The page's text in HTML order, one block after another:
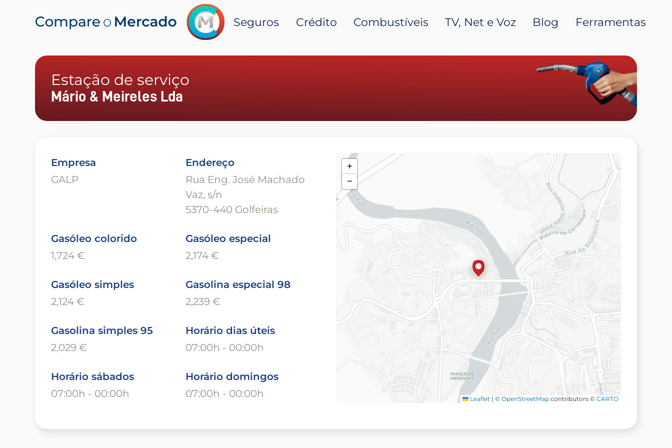
Seguros Crédito Combustíveis TV, Net e Voz Blog Ferramentas
Estação de serviço
Mário & Meireles Lda
Empresa
GALP
Endereço
Rua Eng. José Machado
Vaz, s/n
5370-440 Golfeiras
Gasóleo colorido
1,724 €
Gasóleo especial
2,174 €
Gasóleo simples
2,124 €
Gasolina especial 98
2,239 €
Gasolina simples 95
2,029 €
Horário dias úteis
07:00h - 00:00h
Horário sábados
07:00h - 00:00h
Horário domingos
07:00h - 00:00h
+
−
Leaflet | © OpenStreetMap contributors © CARTO